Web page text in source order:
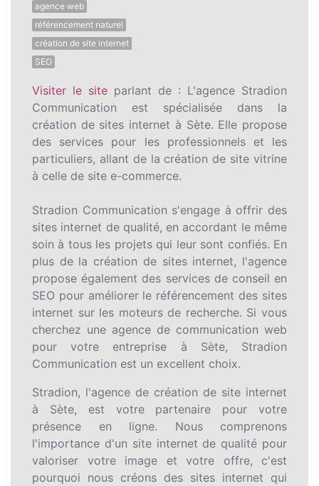
agence web
référencement naturel
création de site internet
SEO
Visiter le site parlant de : L'agence Stradion
Communication est spécialisée dans la
création de sites internet à Sète. Elle propose
des services pour les professionnels et les
particuliers, allant de la création de site vitrine
à celle de site e-commerce.
Stradion Communication s'engage à offrir des
sites internet de qualité, en accordant le même
soin à tous les projets qui leur sont confiés. En
plus de la création de sites internet, l'agence
propose également des services de conseil en
SEO pour améliorer le référencement des sites
internet sur les moteurs de recherche. Si vous
cherchez une agence de communication web
pour votre entreprise à Sète, Stradion
Communication est un excellent choix.
Stradion, l'agence de création de site internet
à Sète, est votre partenaire pour votre
présence en ligne. Nous comprenons
l'importance d'un site internet de qualité pour
valoriser votre image et votre offre, c'est
pourquoi nous créons des sites internet qui